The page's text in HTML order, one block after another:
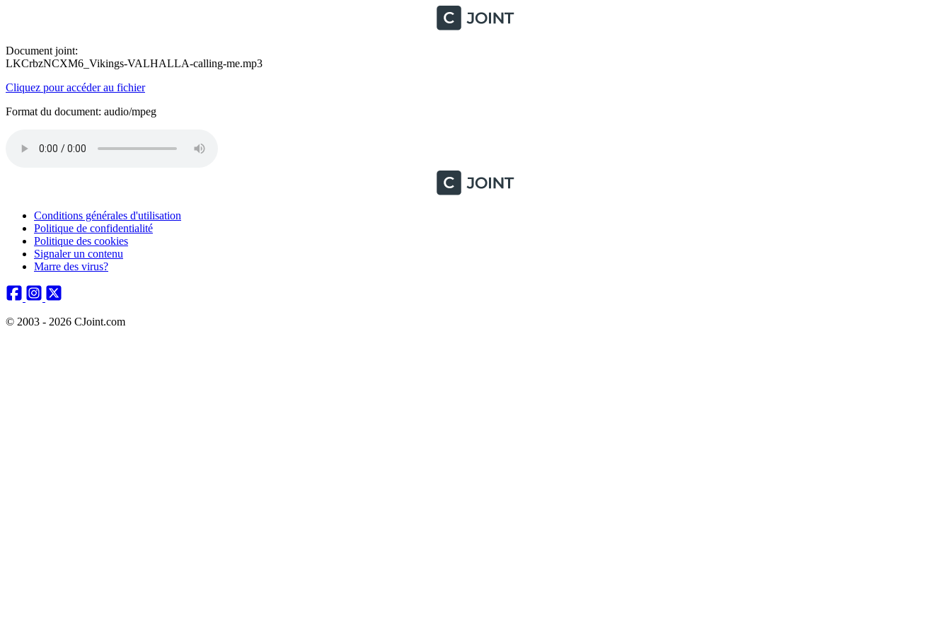
Document joint:
LKCrbzNCXM6_Vikings-VALHALLA-calling-me.mp3
Cliquez pour accéder au fichier
Format du document: audio/mpeg
Conditions générales d'utilisation
Politique de confidentialité
Politique des cookies
Signaler un contenu
Marre des virus?
© 2003 - 2026 CJoint.com